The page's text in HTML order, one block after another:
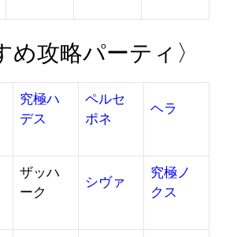
め攻略パーティ〉
究極ハ
デス
ペルセ
ポネ
ヘラ
ザッハ
ーク
シヴァ
究極ノ
クス